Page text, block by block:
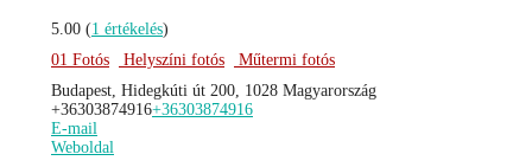
5.00 (1 értékelés)
01 Fotós
Helyszíni fotós
Műtermi fotós
Budapest, Hidegkúti út 200, 1028 Magyarország
+36303874916+36303874916
E-mail
Weboldal